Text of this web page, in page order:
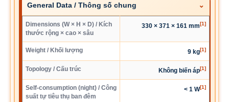
General Data / Thông số chung
Dimensions (W × H × D) / Kích
thước rộng × cao × sâu
330 × 371 × 161 mm[1]
Weight / Khối lượng 9 kg[1]
Topology / Cấu trúc Không biến áp[1]
Self-consumption (night) / Công
suất tự tiêu thụ ban đêm
< 1 W[1]